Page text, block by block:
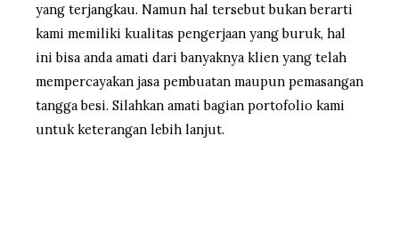
yang terjangkau. Namun hal tersebut bukan berarti
kami memiliki kualitas pengerjaan yang buruk, hal
ini bisa anda amati dari banyaknya klien yang telah
mempercayakan jasa pembuatan maupun pemasangan
tangga besi. Silahkan amati bagian portofolio kami
untuk keterangan lebih lanjut.